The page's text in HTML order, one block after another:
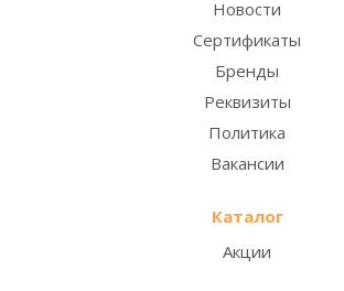
Новости
Сертификаты
Бренды
Реквизиты
Политика
Вакансии
Каталог
Акции